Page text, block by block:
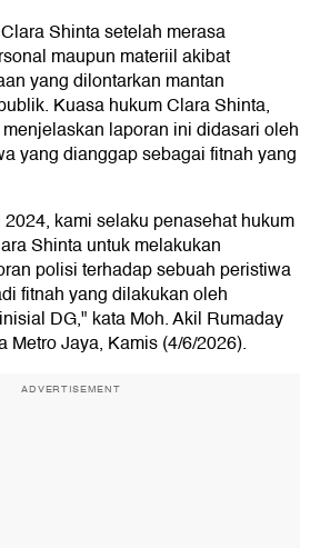
Shinta setelah merasa
maupun materiil akibat
yang dilontarkan mantan
Kuasa hukum Clara Shinta,
laporan ini didasari oleh
yang dianggap sebagai fitnah yang
kami selaku penasehat hukum
Shinta untuk melakukan
polisi terhadap sebuah peristiwa
fitnah yang dilakukan oleh
DG," kata Moh. Akil Rumaday
Metro Jaya, Kamis (4/6/2026).
ADVERTISEMENT